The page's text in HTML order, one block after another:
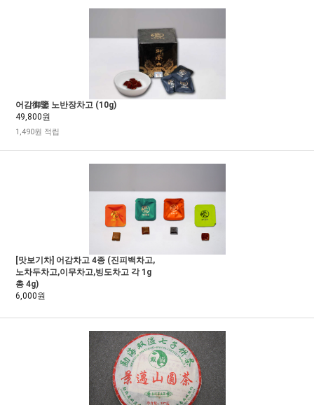
어감御鑒 노반장차고 (10g)
49,800원
1,490원 적립
[맛보기차] 어감차고 4종 (진피백차고,
노차두차고,이무차고,빙도차고 각 1g
총 4g)
6,000원